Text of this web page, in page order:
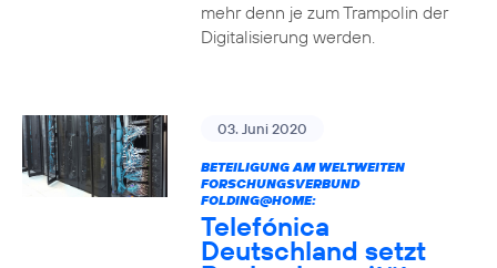
mehr denn je zum Trampolin der
Digitalisierung werden.
03. Juni 2020
BETEILIGUNG AM WELTWEITEN
FORSCHUNGSVERBUND
FOLDING@HOME:
Telefónica
Deutschland setzt